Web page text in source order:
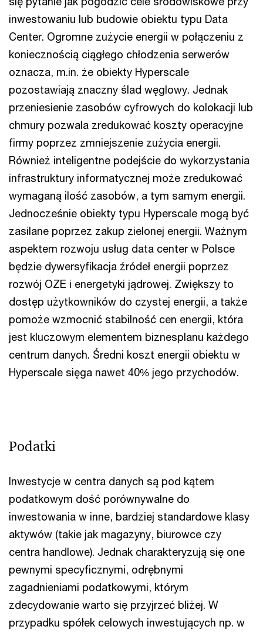
inwestowaniu lub budowie obiektu typu Data
Center. Ogromne zużycie energii w połączeniu z
koniecznością ciągłego chłodzenia serwerów
oznacza, m.in. że obiekty Hyperscale
pozostawiają znaczny ślad węglowy. Jednak
przeniesienie zasobów cyfrowych do kolokacji lub
chmury pozwala zredukować koszty operacyjne
firmy poprzez zmniejszenie zużycia energii.
Również inteligentne podejście do wykorzystania
infrastruktury informatycznej może zredukować
wymaganą ilość zasobów, a tym samym energii.
Jednocześnie obiekty typu Hyperscale mogą być
zasilane poprzez zakup zielonej energii. Ważnym
aspektem rozwoju usług data center w Polsce
będzie dywersyfikacja źródeł energii poprzez
rozwój OZE i energetyki jądrowej. Zwiększy to
dostęp użytkowników do czystej energii, a także
pomoże wzmocnić stabilność cen energii, która
jest kluczowym elementem biznesplanu każdego
centrum danych. Średni koszt energii obiektu w
Hyperscale sięga nawet 40% jego przychodów.
Podatki
Inwestycje w centra danych są pod kątem
podatkowym dość porównywalne do
inwestowania w inne, bardziej standardowe klasy
aktywów (takie jak magazyny, biurowce czy
centra handlowe). Jednak charakteryzują się one
pewnymi specyficznymi, odrębnymi
zagadnieniami podatkowymi, którym
zdecydowanie warto się przyjrzeć bliżej. W
przypadku spółek celowych inwestujących np. w